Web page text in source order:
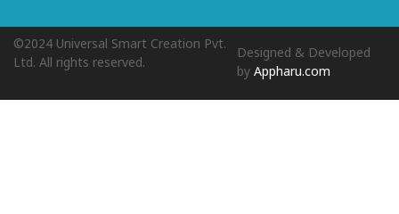
©2024 Universal Smart Creation Pvt.
Ltd. All rights reserved.
Designed & Developed
byAppharu.com